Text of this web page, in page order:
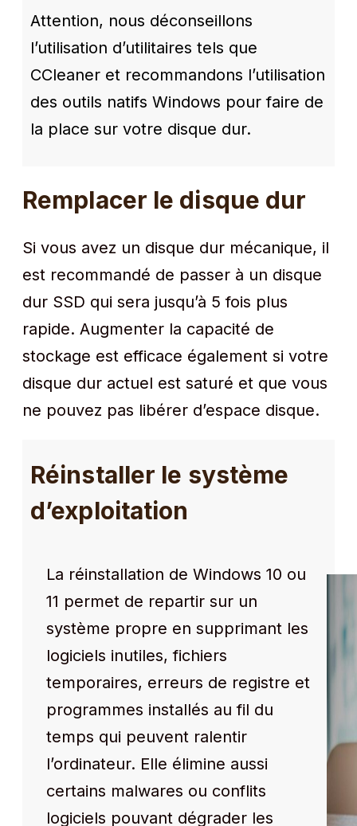
Attention, nous déconseillons
l’utilisation d’utilitaires tels que
CCleaner et recommandons l’utilisation
des outils natifs Windows pour faire de
la place sur votre disque dur.
Remplacer le disque dur
Si vous avez un disque dur mécanique, il
est recommandé de passer à un disque
dur SSD qui sera jusqu’à 5 fois plus
rapide. Augmenter la capacité de
stockage est efficace également si votre
disque dur actuel est saturé et que vous
ne pouvez pas libérer d’espace disque.
Réinstaller le système
d’exploitation
La réinstallation de Windows 10 ou
11 permet de repartir sur un
système propre en supprimant les
logiciels inutiles, fichiers
temporaires, erreurs de registre et
programmes installés au fil du
temps qui peuvent ralentir
l’ordinateur. Elle élimine aussi
certains malwares ou conflits
logiciels pouvant dégrader les